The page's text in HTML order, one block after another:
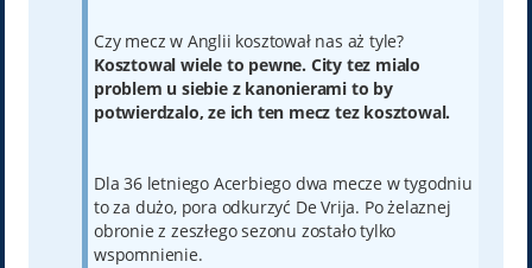
Czy mecz w Anglii kosztował nas aż tyle?
Kosztowal wiele to pewne. City tez mialo
problem u siebie z kanonierami to by
potwierdzalo, ze ich ten mecz tez kosztowal.
Dla 36 letniego Acerbiego dwa mecze w tygodniu
to za dużo, pora odkurzyć De Vrija. Po żelaznej
obronie z zeszłego sezonu zostało tylko
wspomnienie.